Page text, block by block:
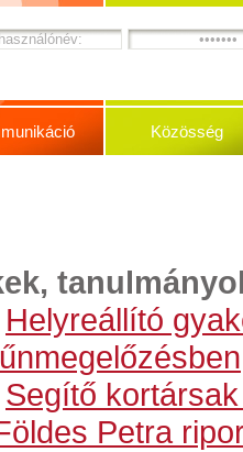
Közösség
Helyreállító
Segítő
Petra